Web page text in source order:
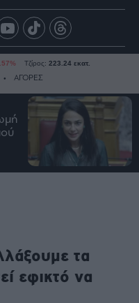
Τζίρος: 223.24 εκατ.
ΑΓΟΡΕΣ
τα
εφικτό να